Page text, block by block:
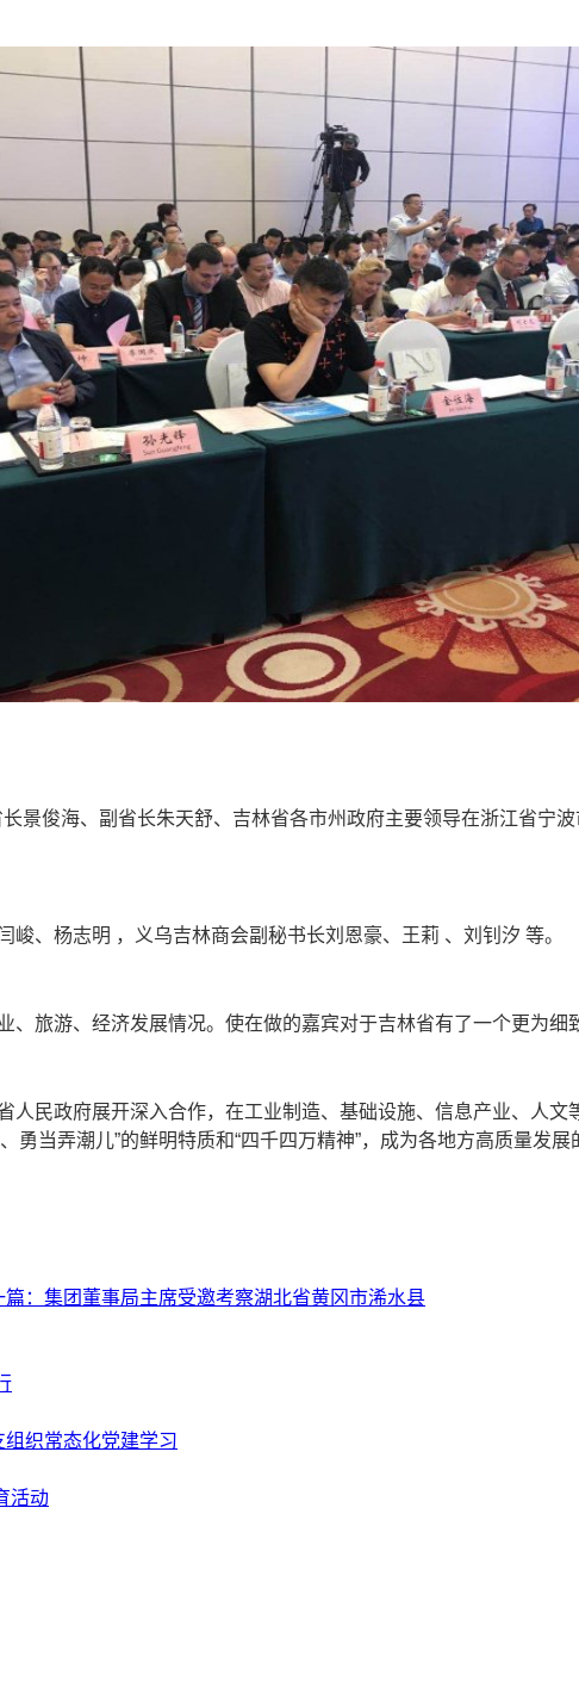
俊海、副省长朱天舒、吉林省各市州政府主要领导在浙江省宁
、杨志明 ，义乌吉林商会副秘书长刘恩豪、王莉 、刘钊汐 等。
旅游、经济发展情况。使在做的嘉宾对于吉林省有了一个更为细
民政府展开深入合作，在工业制造、基础设施、信息产业、人文
勇当弄潮儿”的鲜明特质和“四千四万精神”，成为各地方高质量发
： 集团董事局主席受邀考察湖北省黄冈市浠水县
织常态化党建学习
活动